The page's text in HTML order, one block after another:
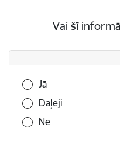
Vai šī
Vai šī informācija bija
Jā
Daļēji
Nē